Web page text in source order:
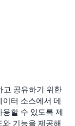
고 공유하기 위한
터 소스에서 데
할 수 있도록 제
기능을 제공해